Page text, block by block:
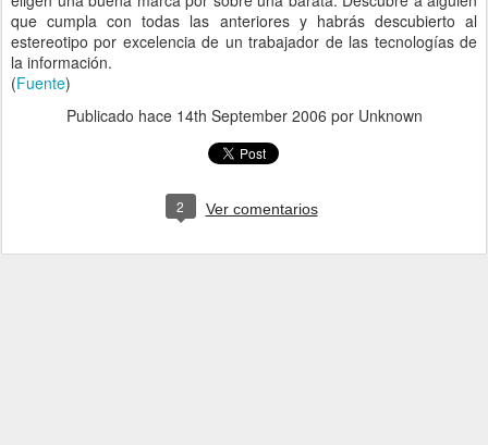
que cumpla con todas las anteriores y habrás descubierto al
estereotipo por excelencia de un trabajador de las tecnologías de
la información.
(Fuente)
Publicado hace 14th September 2006 por Unknown
2 Ver comentarios